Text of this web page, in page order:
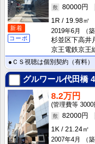
新着
コーポ
80000円
1R
19.98㎡
2019年6月
（
杉並区下高井
京王電鉄京王
●ＣＳ視聴は個別契約（有料）
グルワール代田橋
8.2万円
3000
82000円
1K
21.24㎡
2007年4月
（